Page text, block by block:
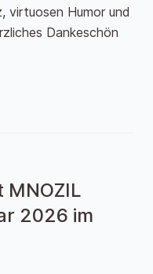
virtuosen Humor und
Dankeschön
2026 im